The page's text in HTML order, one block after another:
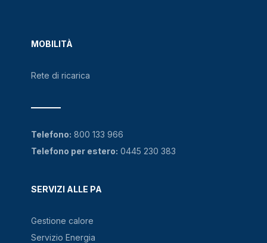
MOBILITÀ
Rete di ricarica
SERVIZI ALLE PA
Gestione calore
Servizio Energia
Telefono: 800 133 966
Telefono per estero: 0445 230 383